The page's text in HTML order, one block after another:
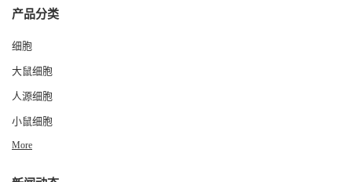
产品分类
细胞
大鼠细胞
人源细胞
小鼠细胞
More